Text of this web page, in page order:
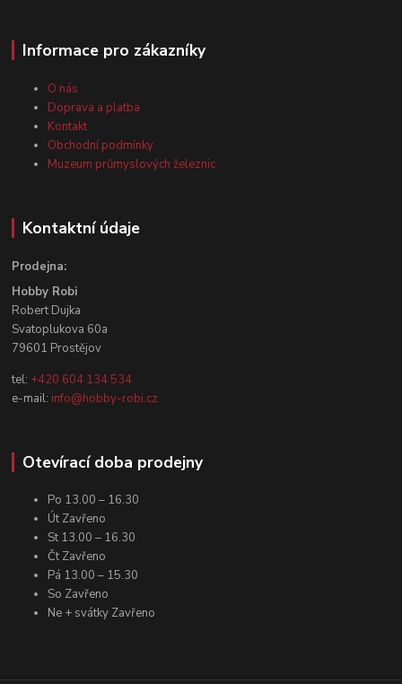
Informace pro zákazníky
O nás
Doprava a platba
Kontakt
Obchodní podmínky
Muzeum průmyslových železnic
Kontaktní údaje
Prodejna:
Hobby Robi
Robert Dujka
Svatoplukova 60a
79601 Prostějov
tel: +420 604 134 534
e-mail: info@hobby-robi.cz
Otevírací doba prodejny
Po 13.00 – 16.30
Út Zavřeno
St 13.00 – 16.30
Čt Zavřeno
Pá 13.00 – 15.30
So Zavřeno
Ne + svátky Zavřeno